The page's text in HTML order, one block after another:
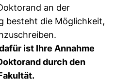
an der
besteht die Möglichkeit,
ist Ihre Annahme
durch den